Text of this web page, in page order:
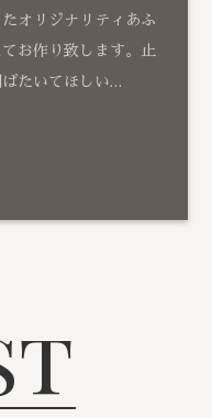
オリジナリティあふ
お作り致します。止
たいてほしい…